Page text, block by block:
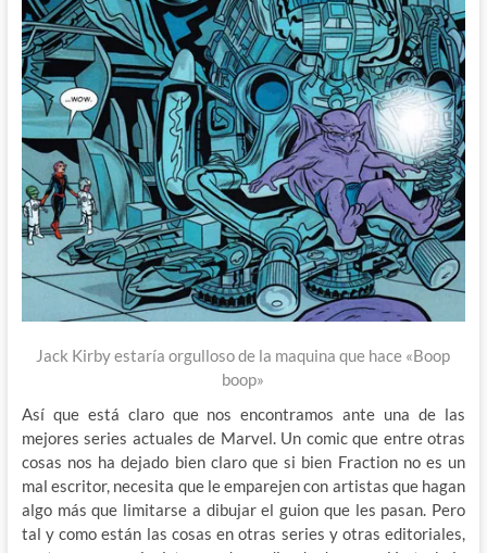
Jack Kirby estaría orgulloso de la maquina que hace «Boop
boop»
Así que está claro que nos encontramos ante una de las
mejores series actuales de Marvel. Un comic que entre otras
cosas nos ha dejado bien claro que si bien Fraction no es un
mal escritor, necesita que le emparejen con artistas que hagan
algo más que limitarse a dibujar el guion que les pasan. Pero
tal y como están las cosas en otras series y otras editoriales,